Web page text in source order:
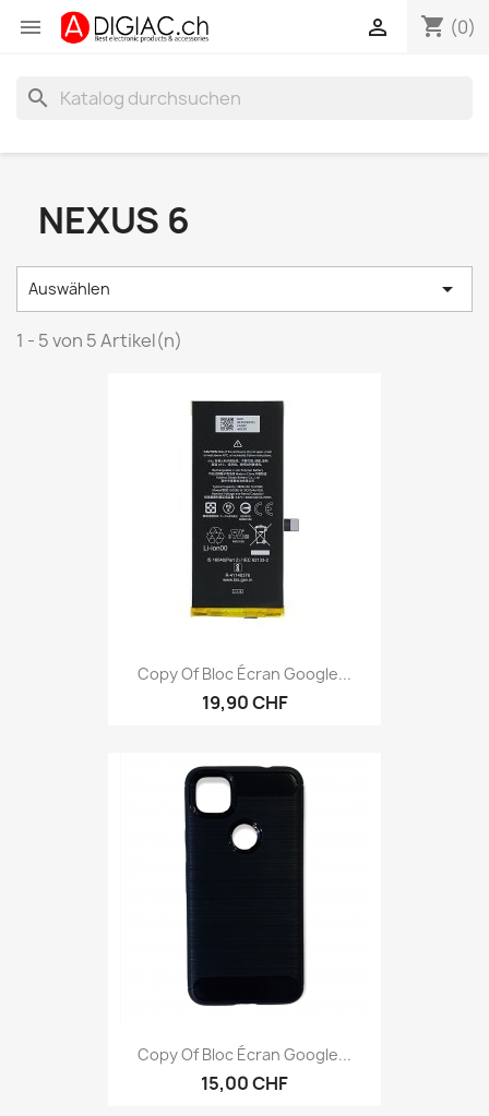
 shopping_cart (0)

search
NEXUS 6
Auswählen 
1 - 5 von 5 Artikel(n)
Copy Of Bloc Écran Google...
19,90 CHF
Copy Of Bloc Écran Google...
15,00 CHF